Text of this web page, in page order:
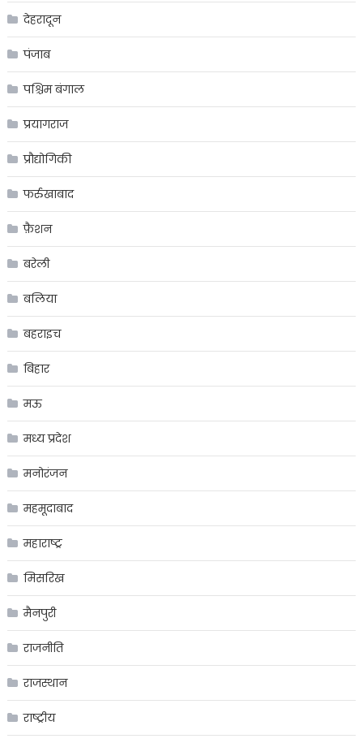
देहरादून
पंजाब
पश्चिम बंगाल
प्रयागराज
प्रौद्योगिकी
फर्रुखाबाद
फ़ैशन
बरेली
बलिया
बहराइच
बिहार
मऊ
मध्य प्रदेश
मनोरंजन
महमूदाबाद
महाराष्ट्र
मिसरिख
मैनपुरी
राजनीति
राजस्थान
राष्ट्रीय